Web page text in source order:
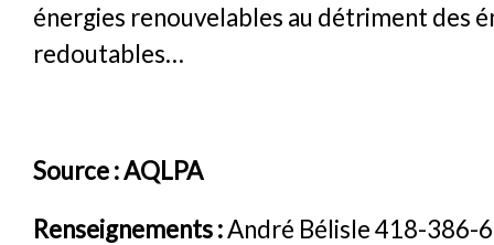
énergies renouvelables au détriment des
redoutables…
Source : AQLPA
Renseignements :André Bélisle 418-386-